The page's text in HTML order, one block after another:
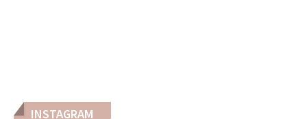
INSTAGRAM